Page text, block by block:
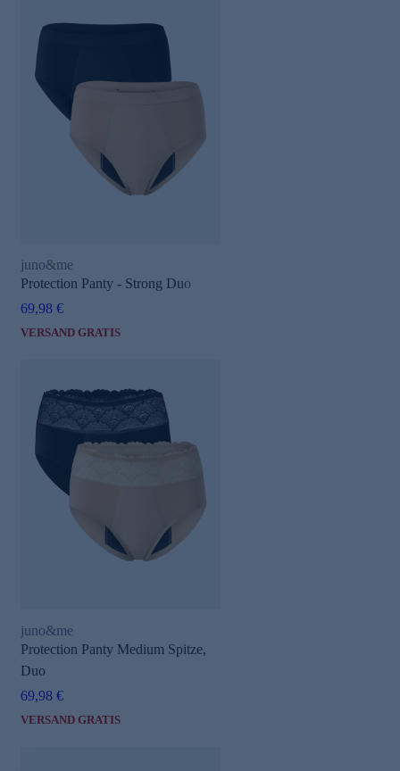
juno&me
Protection Panty - Strong Duo
69,98 €
VERSAND GRATIS
juno&me
Protection Panty Medium Spitze,
Duo
69,98 €
VERSAND GRATIS